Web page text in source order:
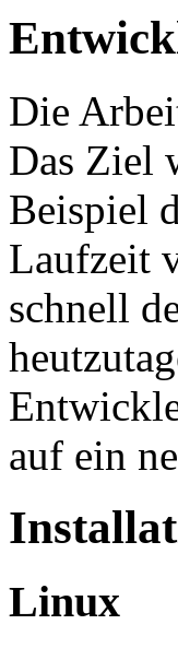
Die
Das Ziel
Beispiel
Laufzeit
schnell
auf ein
Linux